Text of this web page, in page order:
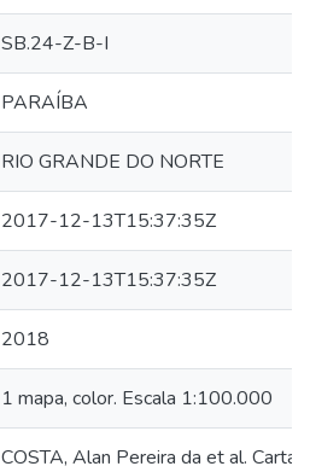
SB.24-Z-B-I
PARAÍBA
RIO GRANDE DO NORTE
2017-12-13T15:37:35Z
2017-12-13T15:37:35Z
2018
1 mapa, color. Escala 1:100.000
COSTA, Alan Pereira da et al. Carta